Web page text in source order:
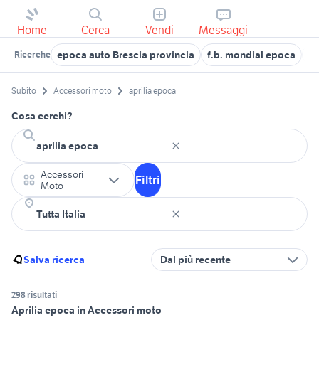
Home Cerca Vendi Messaggi
Ricerche epoca auto Brescia provincia f.b. mondial epoca
Subito Accessori moto aprilia epoca
Cosa cerchi?
Accessori
Moto
Filtri
Salva ricerca Dal più recente
298 risultati
Aprilia epoca in Accessori moto